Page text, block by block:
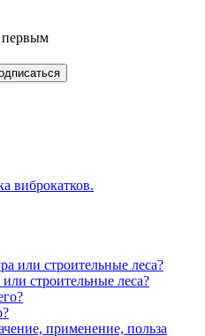
первым
виброкатков.
строительные леса?